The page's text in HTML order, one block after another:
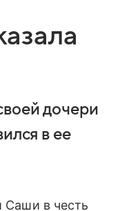
дочери
в ее
Саши в честь